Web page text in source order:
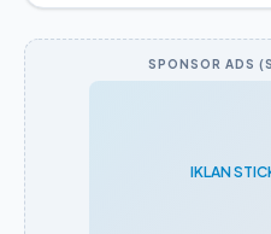
SPONSOR ADS
IKLAN